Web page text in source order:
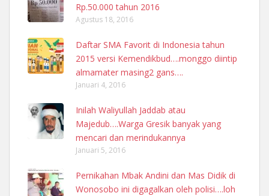
Rp.50.000 tahun 2016
Agustus 18, 2016
Daftar SMA Favorit di Indonesia tahun
2015 versi Kemendikbud….monggo diintip
almamater masing2 gans….
Januari 4, 2016
Inilah Waliyullah Jaddab atau
Majedub….Warga Gresik banyak yang
mencari dan merindukannya
Januari 5, 2016
Pernikahan Mbak Andini dan Mas Didik di
Wonosobo ini digagalkan oleh polisi….loh